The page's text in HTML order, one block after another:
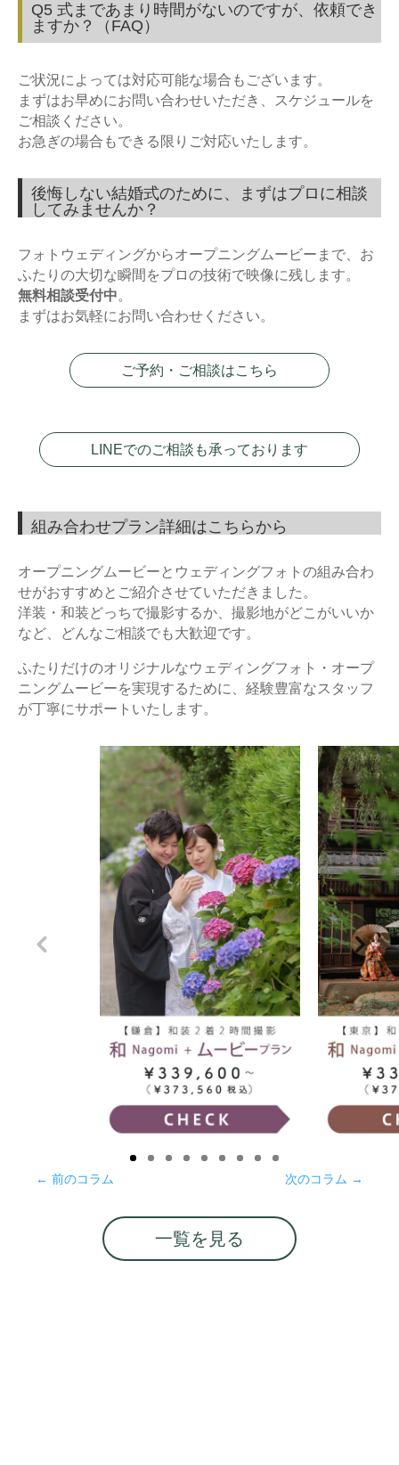
Q5 式まであまり時間がないのですが、依頼でき
ますか？（FAQ）
ご状況によっては対応可能な場合もございます。
まずはお早めにお問い合わせいただき、スケジュールを
ご相談ください。
お急ぎの場合もできる限りご対応いたします。
後悔しない結婚式のために、まずはプロに相談
してみませんか？
フォトウェディングからオープニングムービーまで、お
ふたりの大切な瞬間をプロの技術で映像に残します。
無料相談受付中。
まずはお気軽にお問い合わせください。
ご予約・ご相談はこちら
LINEでのご相談も承っております
組み合わせプラン詳細はこちらから
オープニングムービーとウェディングフォトの組み合わ
せがおすすめとご紹介させていただきました。
洋装・和装どっちで撮影するか、撮影地がどこがいいか
など、どんなご相談でも大歓迎です。
ふたりだけのオリジナルなウェディングフォト・オープ
ニングムービーを実現するために、経験豊富なスタッフ
が丁寧にサポートいたします。
← 前のコラム 次のコラム →
一覧を見る